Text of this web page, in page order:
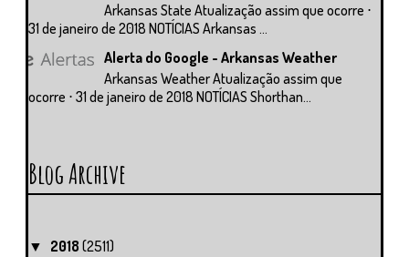
Arkansas State Atualização assim que ocorre ⋅
31 de janeiro de 2018 NOTÍCIAS Arkansas ...
Alerta do Google - Arkansas Weather
Arkansas Weather Atualização assim que
ocorre ⋅ 31 de janeiro de 2018 NOTÍCIAS Shorthan...
Blog Archive
▼ 2018 (2511)